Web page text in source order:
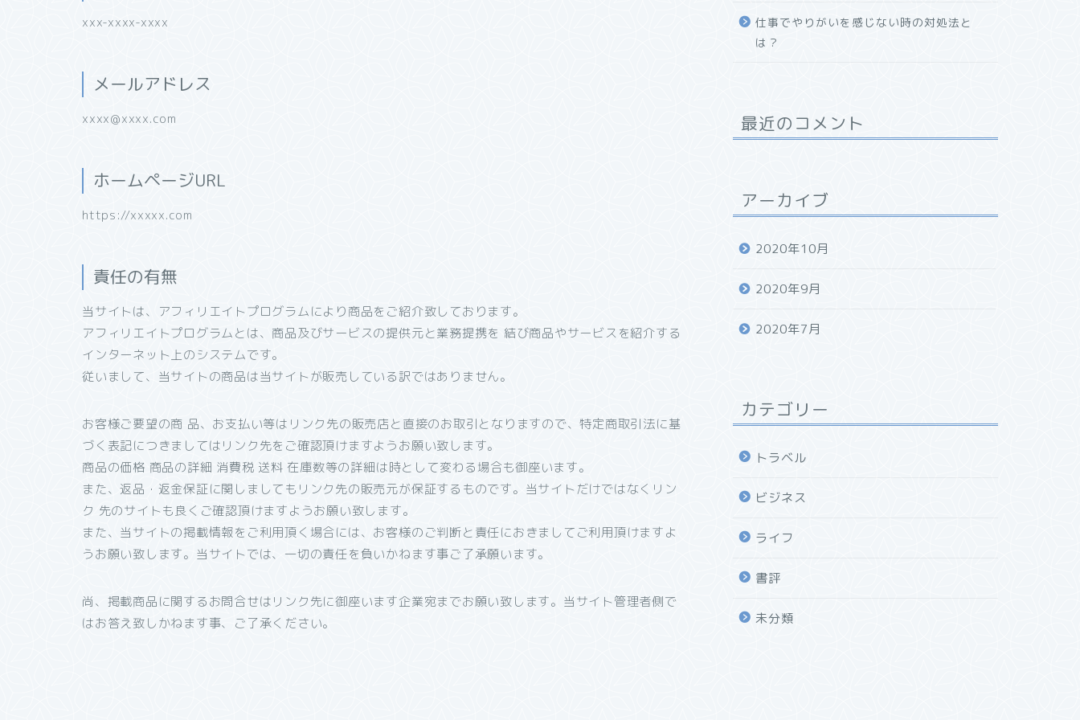
xxx-xxxx-xxxx
メールアドレス
xxxx@xxxx.com
ホームページURL
https://xxxxx.com
責任の有無
当サイトは、アフィリエイトプログラムにより商品をご紹介致しております。
アフィリエイトプログラムとは、商品及びサービスの提供元と業務提携を 結び商品やサービスを紹介する
インターネット上のシステムです。
従いまして、当サイトの商品は当サイトが販売している訳ではありません。
お客様ご要望の商 品、お支払い等はリンク先の販売店と直接のお取引となりますので、特定商取引法に基
づく表記につきましてはリンク先をご確認頂けますようお願い致します。
商品の価格 商品の詳細 消費税 送料 在庫数等の詳細は時として変わる場合も御座います。
また、返品・返金保証に関しましてもリンク先の販売元が保証するものです。当サイトだけではなくリン
ク 先のサイトも良くご確認頂けますようお願い致します。
また、当サイトの掲載情報をご利用頂く場合には、お客様のご判断と責任におきましてご利用頂けますよ
うお願い致します。当サイトでは、一切の責任を負いかねます事ご了承願います。
尚、掲載商品に関するお問合せはリンク先に御座います企業宛までお願い致します。当サイト管理者側で
はお答え致しかねます事、ご了承ください。
仕事でやりがいを感じない時の対処法と
は？
最近のコメント
アーカイブ
2020年10月
2020年9月
2020年7月
カテゴリー
トラベル
ビジネス
ライフ
書評
未分類